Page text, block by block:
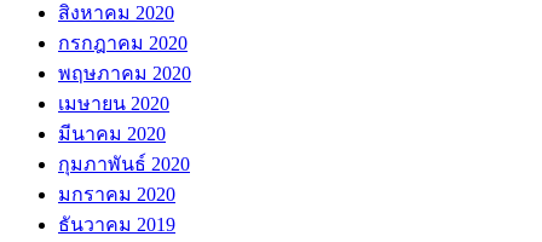
สิงหาคม 2020
กรกฎาคม 2020
พฤษภาคม 2020
เมษายน 2020
มีนาคม 2020
กุมภาพันธ์ 2020
มกราคม 2020
ธันวาคม 2019